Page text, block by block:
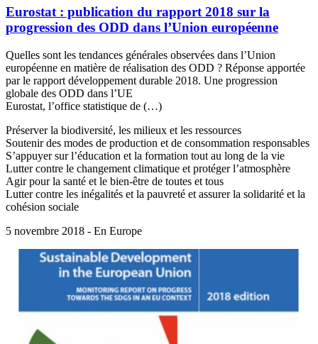
Eurostat : publication du rapport 2018 sur la
progression des ODD dans l’Union européenne
Quelles sont les tendances générales observées dans l’Union
européenne en matière de réalisation des ODD ? Réponse apportée
par le rapport développement durable 2018. Une progression
globale des ODD dans l’UE
Eurostat, l’office statistique de (…)
Préserver la biodiversité, les milieux et les ressources
Soutenir des modes de production et de consommation responsables
S’appuyer sur l’éducation et la formation tout au long de la vie
Lutter contre le changement climatique et protéger l’atmosphère
Agir pour la santé et le bien-être de toutes et tous
Lutter contre les inégalités et la pauvreté et assurer la solidarité et la
cohésion sociale
5 novembre 2018 - En Europe